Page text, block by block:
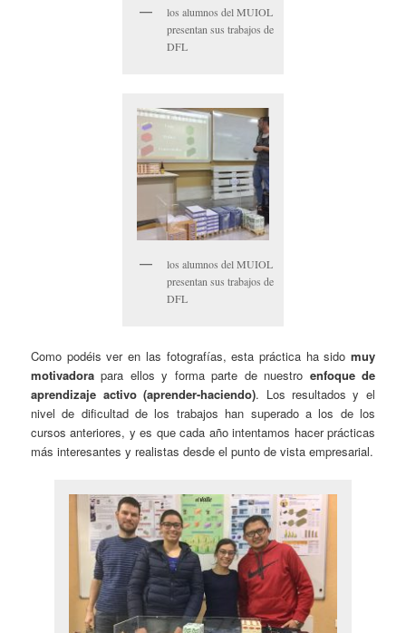
los alumnos del MUIOL
presentan sus trabajos de
DFL
los alumnos del MUIOL
presentan sus trabajos de
DFL
Como podéis ver en las fotografías, esta práctica ha sido muy
motivadora para ellos y forma parte de nuestro enfoque de
aprendizaje activo (aprender-haciendo). Los resultados y el
nivel de dificultad de los trabajos han superado a los de los
cursos anteriores, y es que cada año intentamos hacer prácticas
más interesantes y realistas desde el punto de vista empresarial.